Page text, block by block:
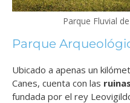
Parque Fluvial
Parque
Ubicado a apenas un
Canes, cuenta con las
fundada por el rey